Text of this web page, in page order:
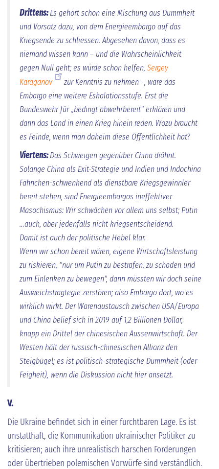
Drittens:Es gehört schon eine Mischung aus Dummheit
und Vorsatz dazu, von dem Energieembargo auf das
Kriegsende zu schliessen. Abgesehen davon, dass es
niemand wissen kann – und die Wahrscheinlichkeit
gegen Null geht; es würde schon helfen, Sergey
Karaganov
zur Kenntnis zu nehmen –, wäre das
Embargo eine weitere Eskalationsstufe. Erst die
Bundeswehr für„bedingt abwehrbereit“erklären und
dann das Land in einen Krieg hinein reden. Wozu braucht
es Feinde, wenn man daheim diese Öffentlichkeit hat?
Viertens:Das Schweigen gegenüber China dröhnt.
Solange China als Exit-Strategie und Indien und Indochina
Fähnchen-schwenkend als dienstbare Kriegsgewinnler
bereit stehen, sind Energieembargos ineffektiver
Masochismus: Wir schwächen vor allem uns selbst; Putin
…auch, aber jedenfalls nicht kriegsentscheidend.
Damit ist auch der politische Hebel klar.
Wenn wir schon bereit wären, eigene Wirtschaftsleistung
zu riskieren, "nur um Putin zu bestrafen, zu schaden und
zum Einlenken zu bewegen", dann müssten wir doch seine
Ausweichstragtegie zerstören; also Embargo dort, wo es
wirklich wirkt. Der Warenaustausch zwischen USA/Europa
und China belief sich in 2019 auf 1,2 Billionen Dollar,
knapp ein Drittel der chinesischen Aussenwirtschaft. Der
Westen hält der russisch-chinesischen Allianz den
Steigbügel; es ist politisch-strategische Dummheit (oder
Feigheit), wenn die Diskussion nicht hier ansetzt.
V.
Die Ukraine befindet sich in einer furchtbaren Lage. Es ist
unstatthaft, die Kommunikation ukrainischer Politiker zu
kritisieren; auch ihre unrealistisch harschen Forderungen
oder übertrieben polemischen Vorwürfe sind verständlich.